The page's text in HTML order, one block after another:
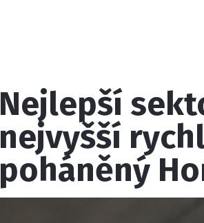
Nejlepší
nejvyšší
poháněný